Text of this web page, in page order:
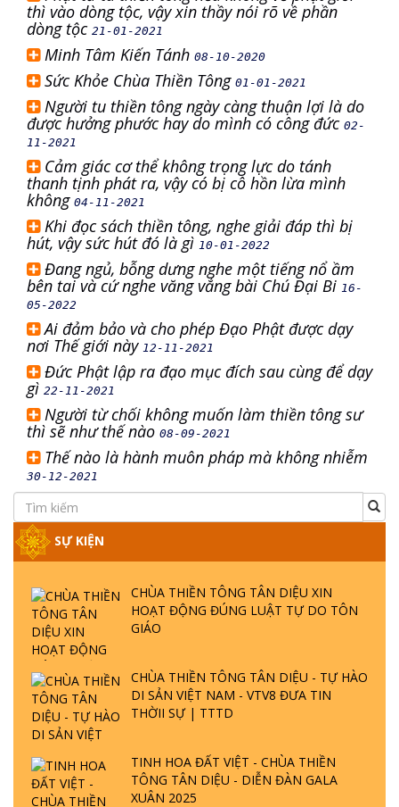
thì vào dòng tộc, vậy xin thầy nói rõ về phần
dòng tộc 21-01-2021
Minh Tâm Kiến Tánh 08-10-2020
Sức Khỏe Chùa Thiền Tông 01-01-2021
Người tu thiền tông ngày càng thuận lợi là do
được hưởng phước hay do mình có công đức 02-
11-2021
Cảm giác cơ thể không trọng lực do tánh
thanh tịnh phát ra, vậy có bị cô hồn lừa mình
không 04-11-2021
Khi đọc sách thiền tông, nghe giải đáp thì bị
hút, vậy sức hút đó là gì 10-01-2022
Đang ngủ, bỗng dưng nghe một tiếng nổ ầm
bên tai và cứ nghe văng vẳng bài Chú Đại Bi 16-
05-2022
Ai đảm bảo và cho phép Đạo Phật được dạy
nơi Thế giới này 12-11-2021
Đức Phật lập ra đạo mục đích sau cùng để dạy
gì 22-11-2021
Người từ chối không muốn làm thiền tông sư
thì sẽ như thế nào 08-09-2021
Thế nào là hành muôn pháp mà không nhiễm
30-12-2021
SỰ KIỆN
CHÙA THIỀN TÔNG TÂN DIỆU XIN
HOẠT ĐỘNG ĐÚNG LUẬT TỰ DO TÔN
GIÁO
CHÙA THIỀN TÔNG TÂN DIỆU - TỰ HÀO
DI SẢN VIỆT NAM - VTV8 ĐƯA TIN
THỜII SỰ | TTTD
TINH HOA ĐẤT VIỆT - CHÙA THIỀN
TÔNG TÂN DIỆU - DIỄN ĐÀN GALA
XUÂN 2025